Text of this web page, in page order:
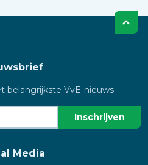
belangrijkste VvE-nieuws
Media